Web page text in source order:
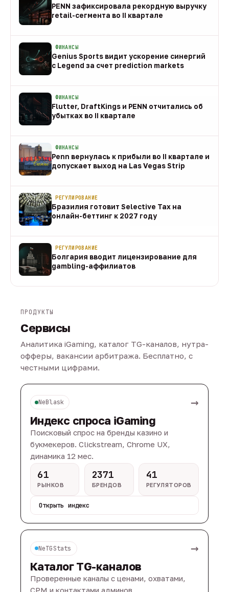
PENN зафиксировала рекордную выручку
retail-сегмента во II квартале
ФИНАНСЫ
Genius Sports видит ускорение синергий
с Legend за счет prediction markets
ФИНАНСЫ
Flutter, DraftKings и PENN отчитались об
убытках во II квартале
ФИНАНСЫ
Penn вернулась к прибыли во II квартале и
допускает выход на Las Vegas Strip
РЕГУЛИРОВАНИЕ
Бразилия готовит Selective Tax на
онлайн-беттинг к 2027 году
РЕГУЛИРОВАНИЕ
Болгария вводит лицензирование для
gambling-аффилиатов
ПРОДУКТЫ
Сервисы
Аналитика iGaming, каталог TG-каналов, нутра-
офферы, вакансии арбитража. Бесплатно, с
честными цифрами.
NeBlask →
Индекс спроса iGaming
Поисковый спрос на бренды казино и
букмекеров. Clickstream, Chrome UX,
динамика 12 мес.
61
РЫНКОВ
2371
БРЕНДОВ
41
РЕГУЛЯТОРОВ
Открыть индекс
NeTGStats →
Каталог TG-каналов
Проверенные каналы с ценами, охватами,
CPM и контактами админов.